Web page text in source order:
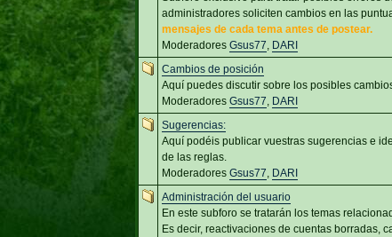
administradores soliciten cambios en las
mensajes de cada tema antes de postear.
Moderadores Gsus77, DARI
Cambios de posición
Aquí puedes discutir sobre los posibles
Moderadores Gsus77, DARI
Sugerencias:
Aquí podéis publicar vuestras sugerencias e
de las reglas.
Moderadores Gsus77, DARI
Administración del usuario
En este subforo se tratarán los temas
Es decir, reactivaciones de cuentas borradas,